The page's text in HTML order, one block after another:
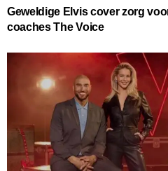
Geweldige Elvis cover zorg
coaches The Voice